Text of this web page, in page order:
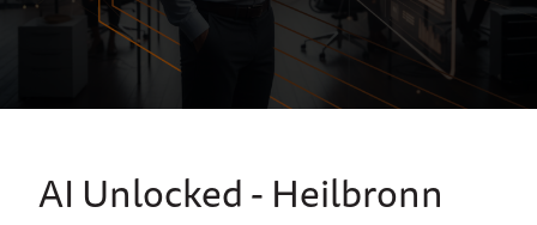
AI Unlocked - Heilbronn